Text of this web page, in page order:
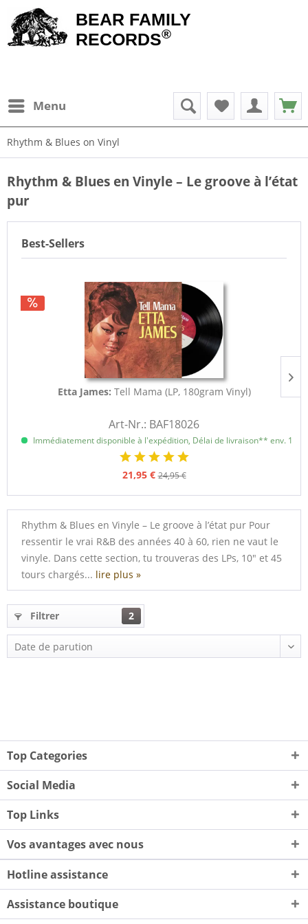
BEAR FAMILY
RECORDS®
Menu
Rhythm & Blues on Vinyl
Rhythm & Blues en Vinyle – Le groove à l’état
pur
Best-Sellers
Etta James: Tell Mama (LP, 180gram Vinyl)
Art-Nr.: BAF18026
Immédiatement disponible à l'expédition, Délai de livraison** env. 1 à
21,95 € 24,95 €
Rhythm & Blues en Vinyle – Le groove à l’état pur Pour
ressentir le vrai R&B des années 40 à 60, rien ne vaut le
vinyle. Dans cette section, tu trouveras des LPs, 10" et 45
tours chargés... lire plus »
Filtrer 2
Top Categories
Social Media
Top Links
Vos avantages avec nous
Hotline assistance
Assistance boutique